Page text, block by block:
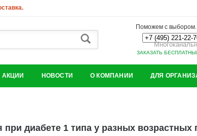
Поможем с выбором.
ЗАКАЗАТЬ
АКЦИИ НОВОСТИ О КОМПАНИИ ДЛЯ
диабете 1 типа у разных возрастных